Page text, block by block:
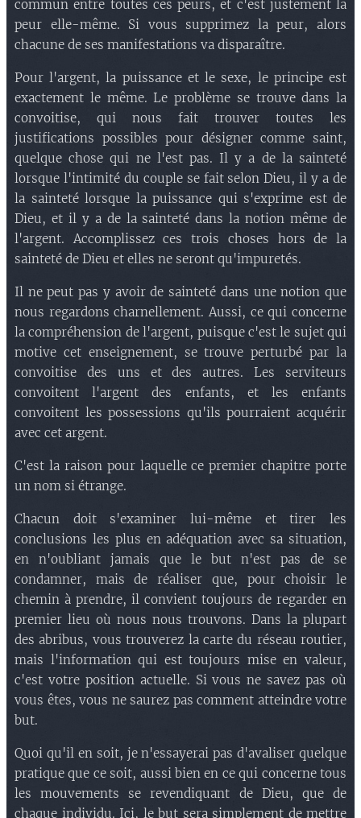
commun entre toutes ces peurs, et c'est justement la
peur elle-même. Si vous supprimez la peur, alors
chacune de ses manifestations va disparaître.
Pour l'argent, la puissance et le sexe, le principe est
exactement le même. Le problème se trouve dans la
convoitise, qui nous fait trouver toutes les
justifications possibles pour désigner comme saint,
quelque chose qui ne l'est pas. Il y a de la sainteté
lorsque l'intimité du couple se fait selon Dieu, il y a de
la sainteté lorsque la puissance qui s'exprime est de
Dieu, et il y a de la sainteté dans la notion même de
l'argent. Accomplissez ces trois choses hors de la
sainteté de Dieu et elles ne seront qu'impuretés.
Il ne peut pas y avoir de sainteté dans une notion que
nous regardons charnellement. Aussi, ce qui concerne
la compréhension de l'argent, puisque c'est le sujet qui
motive cet enseignement, se trouve perturbé par la
convoitise des uns et des autres. Les serviteurs
convoitent l'argent des enfants, et les enfants
convoitent les possessions qu'ils pourraient acquérir
avec cet argent.
C'est la raison pour laquelle ce premier chapitre porte
un nom si étrange.
Chacun doit s'examiner lui-même et tirer les
conclusions les plus en adéquation avec sa situation,
en n'oubliant jamais que le but n'est pas de se
condamner, mais de réaliser que, pour choisir le
chemin à prendre, il convient toujours de regarder en
premier lieu où nous nous trouvons. Dans la plupart
des abribus, vous trouverez la carte du réseau routier,
mais l'information qui est toujours mise en valeur,
c'est votre position actuelle. Si vous ne savez pas où
vous êtes, vous ne saurez pas comment atteindre votre
but.
Quoi qu'il en soit, je n'essayerai pas d'avaliser quelque
pratique que ce soit, aussi bien en ce qui concerne tous
les mouvements se revendiquant de Dieu, que de
chaque individu. Ici, le but sera simplement de mettre